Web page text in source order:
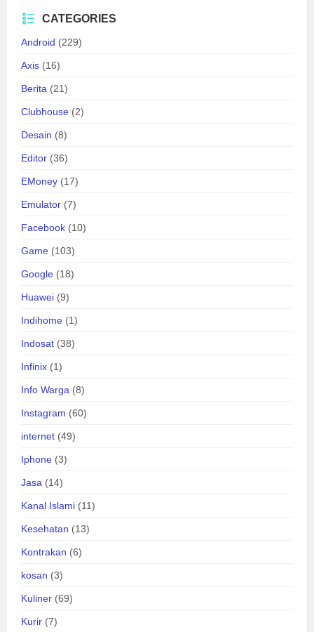
CATEGORIES
Android (229)
Axis (16)
Berita (21)
Clubhouse (2)
Desain (8)
Editor (36)
EMoney (17)
Emulator (7)
Facebook (10)
Game (103)
Google (18)
Huawei (9)
Indihome (1)
Indosat (38)
Infinix (1)
Info Warga (8)
Instagram (60)
internet (49)
Iphone (3)
Jasa (14)
Kanal Islami (11)
Kesehatan (13)
Kontrakan (6)
kosan (3)
Kuliner (69)
Kurir (7)